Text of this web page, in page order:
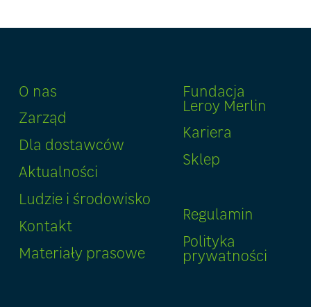
O nas
Zarząd
Dla dostawców
Aktualności
Ludzie i środowisko
Kontakt
Materiały prasowe
Fundacja
Leroy Merlin
Kariera
Sklep
Regulamin
Polityka
prywatności